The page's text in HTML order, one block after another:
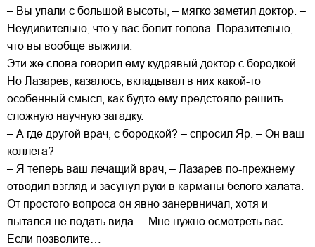
– Вы упали с большой высоты, – мягко заметил доктор. –
Неудивительно, что у вас болит голова. Поразительно,
что вы вообще выжили.
Эти же слова говорил ему кудрявый доктор с бородкой.
Но Лазарев, казалось, вкладывал в них какой-то
особенный смысл, как будто ему предстояло решить
сложную научную загадку.
– А где другой врач, с бородкой? – спросил Яр. – Он ваш
коллега?
– Я теперь ваш лечащий врач, – Лазарев по-прежнему
отводил взгляд и засунул руки в карманы белого халата.
От простого вопроса он явно занервничал, хотя и
пытался не подать вида. – Мне нужно осмотреть вас.
Если позволите…